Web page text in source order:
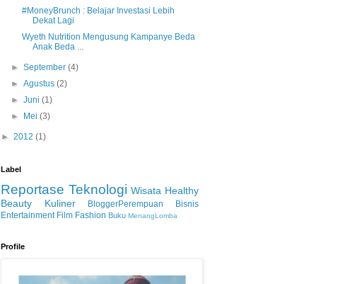
#MoneyBrunch : Belajar Investasi Lebih
Dekat Lagi
Wyeth Nutrition Mengusung Kampanye Beda
Anak Beda ...
►September(4)
►Agustus(2)
►Juni(1)
► Mei(3)
► 2012 (1)
Label
Reportase Teknologi Wisata Healthy
Beauty
Kuliner BloggerPerempuan
Bisnis
Entertainment Film Fashion Buku MenangLomba
Profile